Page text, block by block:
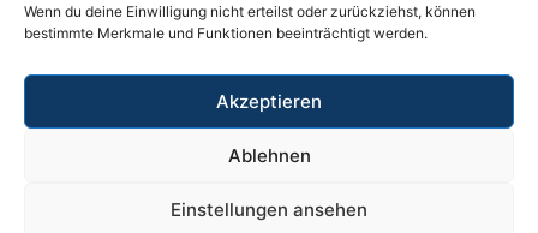
Wenn du deine Einwilligung nicht erteilst oder zurückziehst, können
bestimmte Merkmale und Funktionen beeinträchtigt werden.
Akzeptieren
Ablehnen
Einstellungen ansehen
Mehr